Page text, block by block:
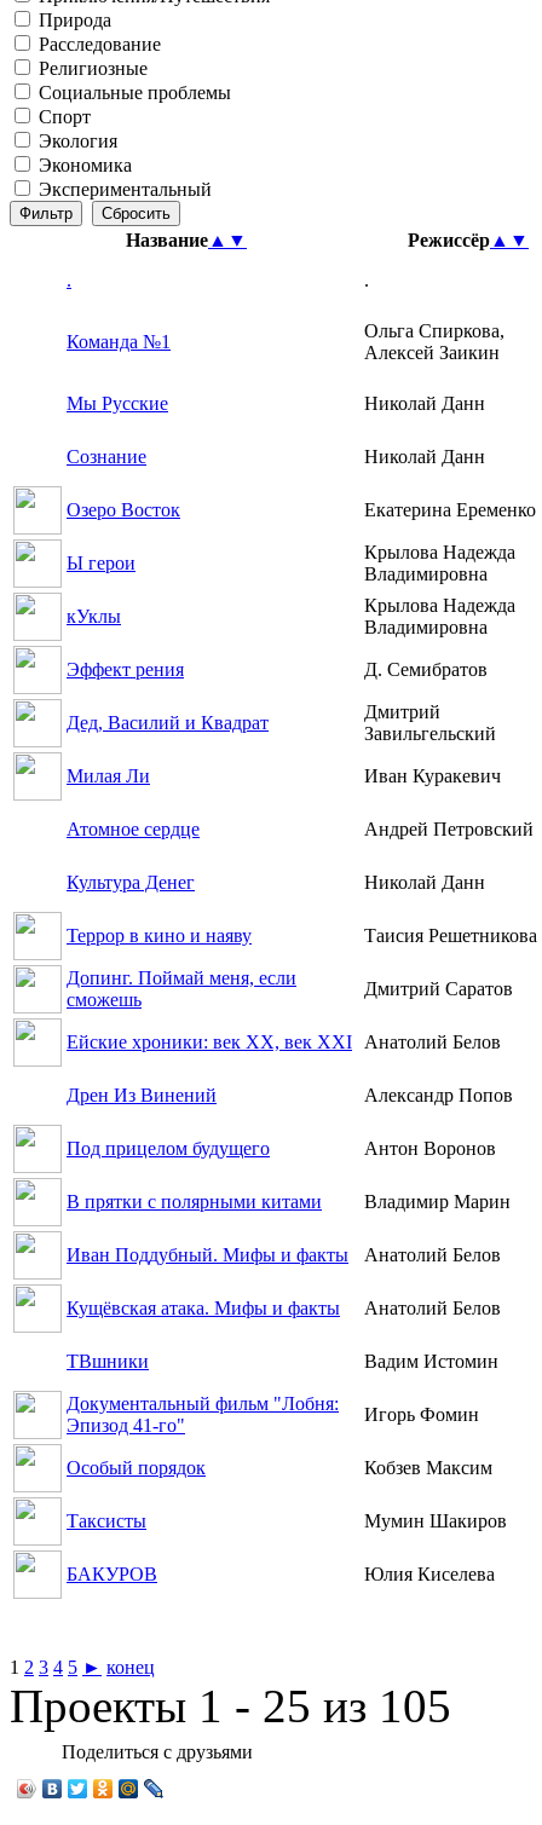
Природа
Расследование
Религиозные
Социальные проблемы
Спорт
Экология
Экономика
Экспериментальный
Название ▲ ▼ Режиссёр ▲ ▼
.
.
Команда №1
Ольга Спиркова,
Алексей Заикин
Мы Русские Николай Данн
Сознание Николай Данн
Озеро Восток Екатерина Еременко
Ы герои
Крылова Надежда
Владимировна
кУклы
Крылова Надежда
Владимировна
Эффект рения Д. Семибратов
Дед, Василий и Квадрат
Дмитрий
Завильгельский
Милая Ли Иван Куракевич
Атомное сердце Андрей Петровский
Культура Денег Николай Данн
Террор в кино и наяву Таисия Решетникова
Допинг. Поймай меня, если
сможешь
Дмитрий Саратов
Ейские хроники: век XX, век XXI Анатолий Белов
Дрен Из Винений Александр Попов
Под прицелом будущего Антон Воронов
В прятки с полярными китами Владимир Марин
Иван Поддубный. Мифы и факты Анатолий Белов
Кущёвская атака. Мифы и факты Анатолий Белов
ТВшники Вадим Истомин
Документальный фильм "Лобня:
Эпизод 41-го"
Игорь Фомин
Особый порядок Кобзев Максим
Таксисты Мумин Шакиров
БАКУРОВ Юлия Киселева
1 2 3 4 5 ► конец
Проекты 1 - 25 из 105
Поделиться с друзьями